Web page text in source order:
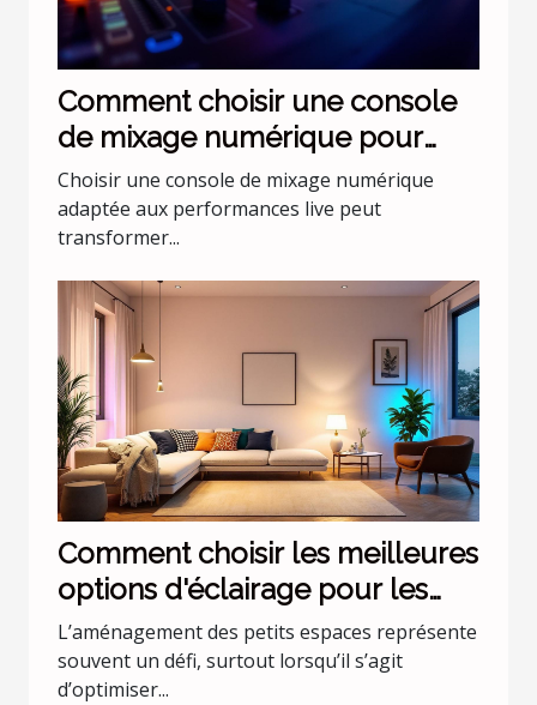
Comment choisir une console
de mixage numérique pour
performances live ?
Choisir une console de mixage numérique
adaptée aux performances live peut
transformer...
Comment choisir les meilleures
options d'éclairage pour les
petits espaces ?
L’aménagement des petits espaces représente
souvent un défi, surtout lorsqu’il s’agit
d’optimiser...